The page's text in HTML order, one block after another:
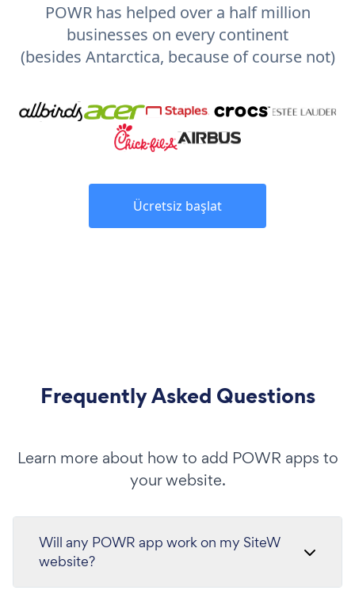
POWR has helped over a half million
businesses on every continent
(besides Antarctica, because of course not)
Ücretsiz başlat
Frequently Asked Questions
Learn more about how to add POWR apps to
your website.
Will any POWR app work on my SiteW
website?